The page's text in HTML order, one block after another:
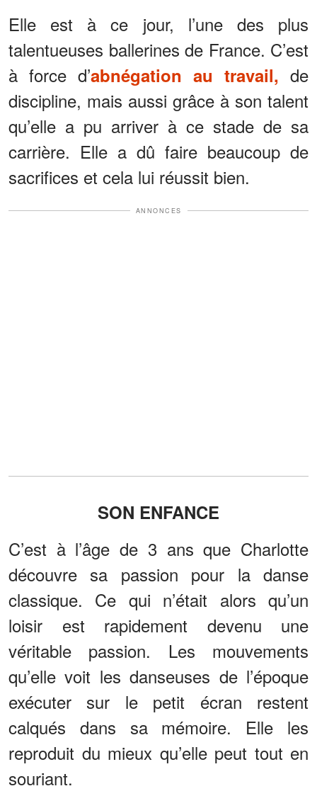
Elle est à ce jour, l’une des plus
talentueuses ballerines de France. C’est
à force d’abnégation au travail, de
discipline, mais aussi grâce à son talent
qu’elle a pu arriver à ce stade de sa
carrière. Elle a dû faire beaucoup de
sacrifices et cela lui réussit bien.
ANNONCES
SON ENFANCE
C’est à l’âge de 3 ans que Charlotte
découvre sa passion pour la danse
classique. Ce qui n’était alors qu’un
loisir est rapidement devenu une
véritable passion. Les mouvements
qu’elle voit les danseuses de l’époque
exécuter sur le petit écran restent
calqués dans sa mémoire. Elle les
reproduit du mieux qu’elle peut tout en
souriant.